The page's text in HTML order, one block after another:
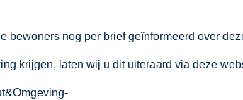
bewoners nog per brief geïnformeerd over
krijgen, laten wij u dit uiteraard via deze